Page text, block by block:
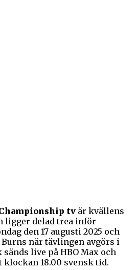
tv är kvällens
ligger delad trea inför
den 17 augusti 2025 och
Burns när tävlingen avgörs i
live på HBO Max och
klockan 18.00 svensk tid.